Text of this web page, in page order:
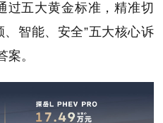
过五大黄金标准，精准切
智能、安全”五大核心诉
。